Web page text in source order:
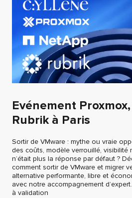
Evénement
Rubrik à Paris
Sortir de VMware : mythe ou vraie
des coûts, modèle verrouillé, visibilité
n’était plus la réponse par défaut ?
comment sortir de VMware et migrer
alternative performante, libre et
avec notre accompagnement
à validation